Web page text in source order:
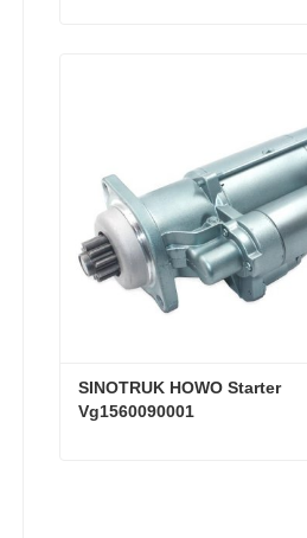
SINOTRUK HOWO Starter
Vg1560090001